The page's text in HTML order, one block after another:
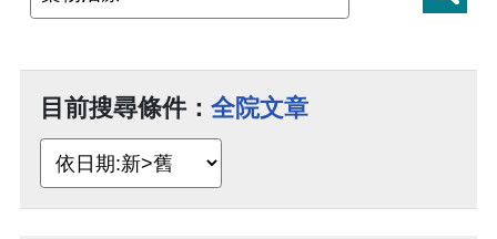
目前搜尋條件： 全院文章